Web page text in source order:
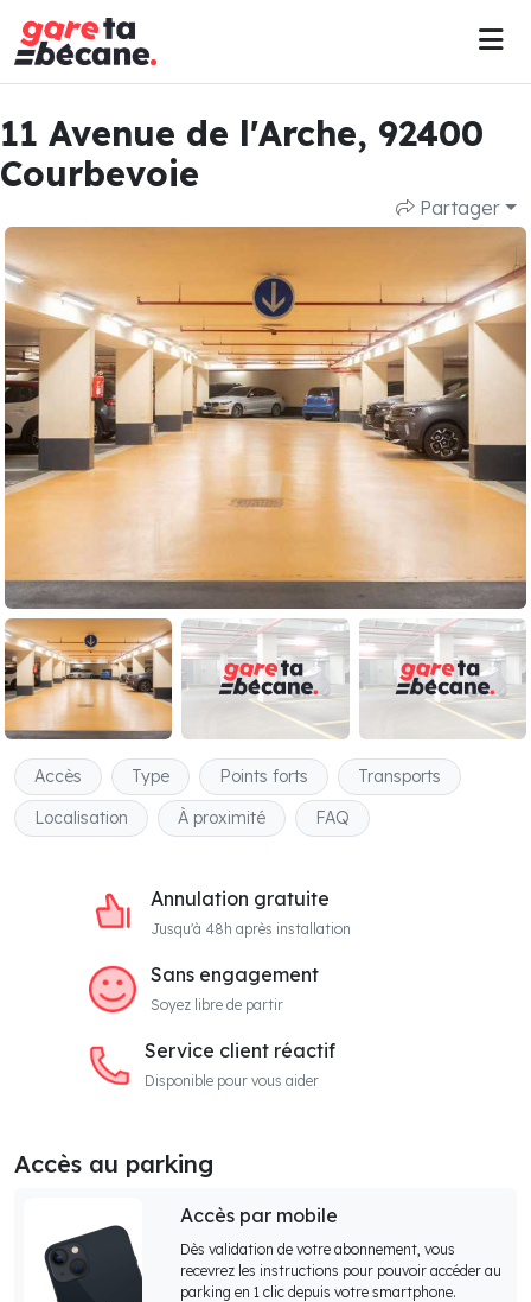
11 Avenue de l'Arche, 92400
Courbevoie
Partager
Accès Type Points forts
Transports
Localisation
À proximité FAQ
Annulation gratuite
Jusqu'à 48h après installation
Sans engagement
Soyez libre de partir
Service client réactif
Disponible pour vous aider
Accès au parking
Accès par mobile
Dès validation de votre abonnement, vous
recevrez les instructions pour pouvoir accéder au
parking en 1 clic depuis votre smartphone.